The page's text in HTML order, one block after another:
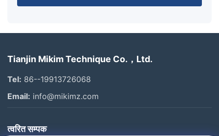
Tianjin Mikim Technique Co.，Ltd.
Tel: 86--19913726068
Email: info@mikimz.com
त्वरित सम्पक